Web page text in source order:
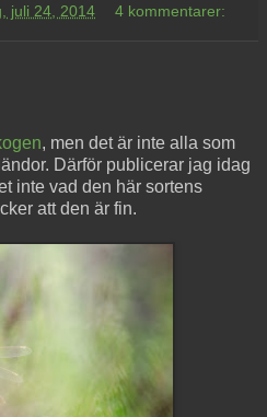
juli 24, 2014 4 kommentarer:
, men det är inte alla som
Därför publicerar jag idag
inte vad den här sortens
att den är fin.